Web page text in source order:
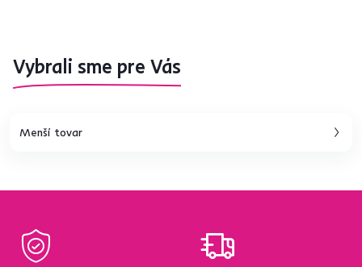
Vybrali sme pre Vás
Menší tovar